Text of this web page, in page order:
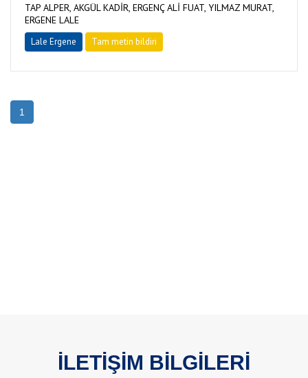
TAP ALPER, AKGÜL KADİR, ERGENÇ ALİ FUAT, YILMAZ MURAT,
ERGENE LALE
Lale Ergene Tam metin bildiri
1
İLETİŞİM BİLGİLERİ